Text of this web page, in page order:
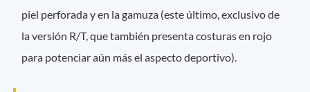
piel perforada y en la gamuza (este último, exclusivo de
la versión R/T, que también presenta costuras en rojo
para potenciar aún más el aspecto deportivo).